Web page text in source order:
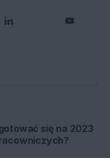
się na 2023